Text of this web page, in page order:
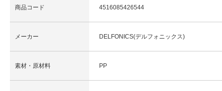
商品コード 4516085426544
メーカー DELFONICS(デルフォニックス)
素材・原材料 PP